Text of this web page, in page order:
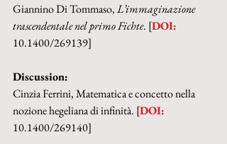
Giannino Di Tommaso, L’immaginazione
trascendentale nel primo Fichte. [DOI:
10.1400/269139]
Discussion:
Cinzia Ferrini, Matematica e concetto nella
nozione hegeliana di infinità. [DOI:
10.1400/269140]